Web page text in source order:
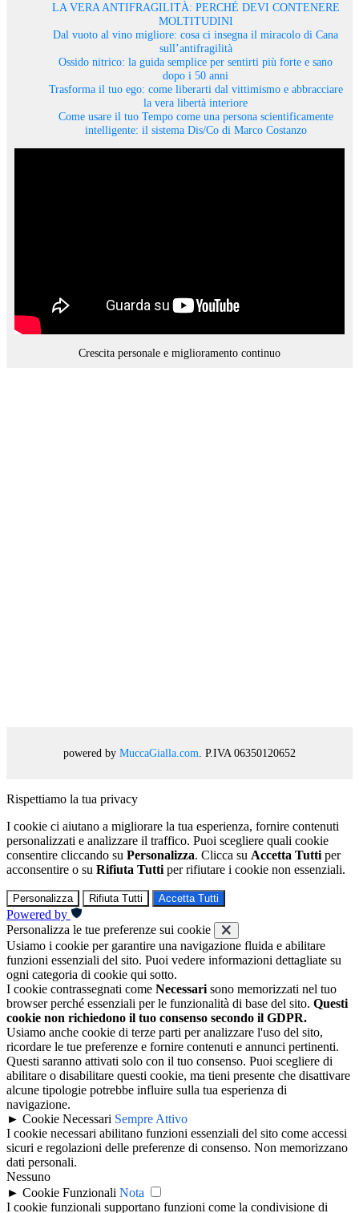
LA VERA ANTIFRAGILITÀ: PERCHÉ DEVI CONTENERE
MOLTITUDINI
Dal vuoto al vino migliore: cosa ci insegna il miracolo di Cana
sull’antifragilità
Ossido nitrico: la guida semplice per sentirti più forte e sano
dopo i 50 anni
Trasforma il tuo ego: come liberarti dal vittimismo e abbracciare
la vera libertà interiore
Come usare il tuo Tempo come una persona scientificamente
intelligente: il sistema Dis/Co di Marco Costanzo
Crescita personale e miglioramento continuo
powered by MuccaGialla.com . P.IVA 06350120652
Rispettiamo la tua privacy
I cookie ci aiutano a migliorare la tua esperienza, fornire contenuti
personalizzati e analizzare il traffico. Puoi scegliere quali cookie
consentire cliccando su Personalizza. Clicca su Accetta Tutti per
acconsentire o su Rifiuta Tutti per rifiutare i cookie non essenziali.
Personalizza Rifiuta Tutti Accetta Tutti
Powered by
Personalizza le tue preferenze sui cookie
Usiamo i cookie per garantire una navigazione fluida e abilitare
funzioni essenziali del sito. Puoi vedere informazioni dettagliate su
ogni categoria di cookie qui sotto.
I cookie contrassegnati come Necessari sono memorizzati nel tuo
browser perché essenziali per le funzionalità di base del sito. Questi
cookie non richiedono il tuo consenso secondo il GDPR.
Usiamo anche cookie di terze parti per analizzare l'uso del sito,
ricordare le tue preferenze e fornire contenuti e annunci pertinenti.
Questi saranno attivati solo con il tuo consenso. Puoi scegliere di
abilitare o disabilitare questi cookie, ma tieni presente che disattivare
alcune tipologie potrebbe influire sulla tua esperienza di
navigazione.
► Cookie Necessari Sempre Attivo
I cookie necessari abilitano funzioni essenziali del sito come accessi
sicuri e regolazioni delle preferenze di consenso. Non memorizzano
dati personali.
Nessuno
► Cookie Funzionali Nota
I cookie funzionali supportano funzioni come la condivisione di